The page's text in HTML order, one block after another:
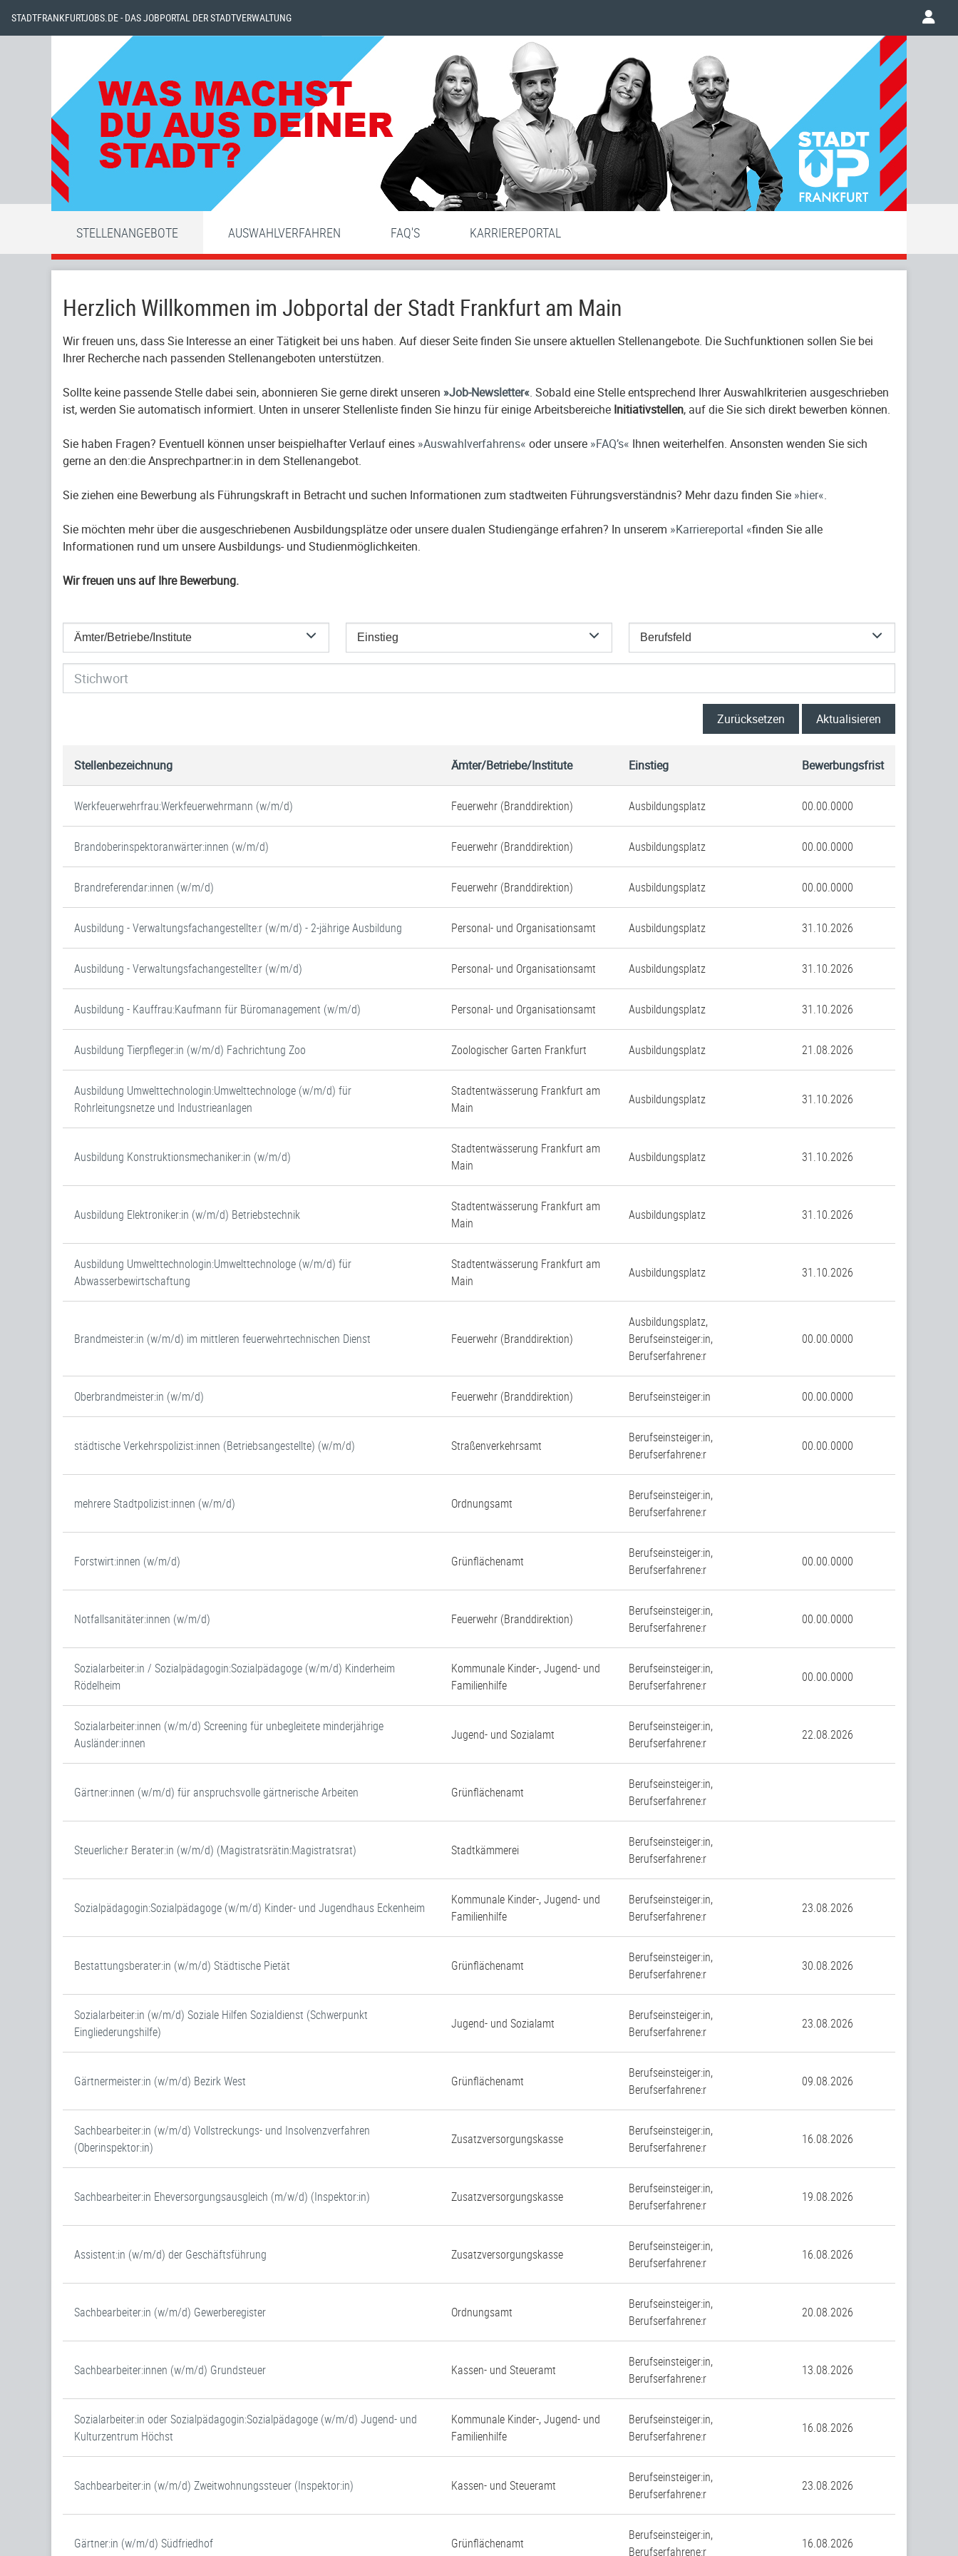
STADTFRANKFURTJOBS.DE - DAS JOBPORTAL DER STADTVERWALTUNG
STELLENANGEBOTE AUSWAHLVERFAHREN FAQ'S KARRIEREPORTAL
Herzlich Willkommen im Jobportal der Stadt Frankfurt am Main
Wir freuen uns, dass Sie Interesse an einer Tätigkeit bei uns haben. Auf dieser Seite finden Sie unsere aktuellen Stellenangebote. Die Suchfunktionen sollen Sie bei
Ihrer Recherche nach passenden Stellenangeboten unterstützen.
Sollte keine passende Stelle dabei sein, abonnieren Sie gerne direkt unseren Job-Newsletter . Sobald eine Stelle entsprechend Ihrer Auswahlkriterien ausgeschrieben
ist, werden Sie automatisch informiert. Unten in unserer Stellenliste finden Sie hinzu für einige Arbeitsbereiche Initiativstellen, auf die Sie sich direkt bewerben können.
Sie haben Fragen? Eventuell können unser beispielhafter Verlauf eines Auswahlverfahrens oder unsere FAQ’s Ihnen weiterhelfen. Ansonsten wenden Sie sich
gerne an den:die Ansprechpartner:in in dem Stellenangebot.
Sie ziehen eine Bewerbung als Führungskraft in Betracht und suchen Informationen zum stadtweiten Führungsverständnis? Mehr dazu finden Sie hier .
Sie möchten mehr über die ausgeschriebenen Ausbildungsplätze oder unsere dualen Studiengänge erfahren? In unserem Karriereportal finden Sie alle
Informationen rund um unsere Ausbildungs- und Studienmöglichkeiten.
Wir freuen uns auf Ihre Bewerbung.
Ämter/Betriebe/Institute Einstieg Berufsfeld
Zurücksetzen Aktualisieren
Stellenbezeichnung Ämter/Betriebe/Institute Einstieg Bewerbungsfrist
Werkfeuerwehrfrau:Werkfeuerwehrmann (w/m/d) Feuerwehr (Branddirektion) Ausbildungsplatz 00.00.0000
Brandoberinspektoranwärter:innen (w/m/d) Feuerwehr (Branddirektion) Ausbildungsplatz 00.00.0000
Brandreferendar:innen (w/m/d) Feuerwehr (Branddirektion) Ausbildungsplatz 00.00.0000
Ausbildung - Verwaltungsfachangestellte:r (w/m/d) - 2-jährige Ausbildung Personal- und Organisationsamt Ausbildungsplatz 31.10.2026
Ausbildung - Verwaltungsfachangestellte:r (w/m/d) Personal- und Organisationsamt Ausbildungsplatz 31.10.2026
Ausbildung - Kauffrau:Kaufmann für Büromanagement (w/m/d) Personal- und Organisationsamt Ausbildungsplatz 31.10.2026
Ausbildung Tierpfleger:in (w/m/d) Fachrichtung Zoo Zoologischer Garten Frankfurt Ausbildungsplatz 21.08.2026
Ausbildung Umwelttechnologin:Umwelttechnologe (w/m/d) für
Rohrleitungsnetze und Industrieanlagen
Stadtentwässerung Frankfurt am
Main
Ausbildungsplatz 31.10.2026
Ausbildung Konstruktionsmechaniker:in (w/m/d)
Stadtentwässerung Frankfurt am
Main
Ausbildungsplatz 31.10.2026
Ausbildung Elektroniker:in (w/m/d) Betriebstechnik
Stadtentwässerung Frankfurt am
Main
Ausbildungsplatz 31.10.2026
Ausbildung Umwelttechnologin:Umwelttechnologe (w/m/d) für
Abwasserbewirtschaftung
Stadtentwässerung Frankfurt am
Main
Ausbildungsplatz 31.10.2026
Brandmeister:in (w/m/d) im mittleren feuerwehrtechnischen Dienst Feuerwehr (Branddirektion)
Ausbildungsplatz,
Berufseinsteiger:in,
Berufserfahrene:r
00.00.0000
Oberbrandmeister:in (w/m/d) Feuerwehr (Branddirektion) Berufseinsteiger:in 00.00.0000
städtische Verkehrspolizist:innen (Betriebsangestellte) (w/m/d) Straßenverkehrsamt
Berufseinsteiger:in,
Berufserfahrene:r
00.00.0000
mehrere Stadtpolizist:innen (w/m/d) Ordnungsamt
Berufseinsteiger:in,
Berufserfahrene:r
Forstwirt:innen (w/m/d) Grünflächenamt
Berufseinsteiger:in,
Berufserfahrene:r
00.00.0000
Notfallsanitäter:innen (w/m/d) Feuerwehr (Branddirektion)
Berufseinsteiger:in,
Berufserfahrene:r
00.00.0000
Sozialarbeiter:in / Sozialpädagogin:Sozialpädagoge (w/m/d) Kinderheim
Rödelheim
Kommunale Kinder-, Jugend- und
Familienhilfe
Berufseinsteiger:in,
Berufserfahrene:r
00.00.0000
Sozialarbeiter:innen (w/m/d) Screening für unbegleitete minderjährige
Ausländer:innen
Jugend- und Sozialamt
Berufseinsteiger:in,
Berufserfahrene:r
22.08.2026
Gärtner:innen (w/m/d) für anspruchsvolle gärtnerische Arbeiten Grünflächenamt
Berufseinsteiger:in,
Berufserfahrene:r
Steuerliche:r Berater:in (w/m/d) (Magistratsrätin:Magistratsrat) Stadtkämmerei
Berufseinsteiger:in,
Berufserfahrene:r
Sozialpädagogin:Sozialpädagoge (w/m/d) Kinder- und Jugendhaus Eckenheim
Kommunale Kinder-, Jugend- und
Familienhilfe
Berufseinsteiger:in,
Berufserfahrene:r
23.08.2026
Bestattungsberater:in (w/m/d) Städtische Pietät Grünflächenamt
Berufseinsteiger:in,
Berufserfahrene:r
30.08.2026
Sozialarbeiter:in (w/m/d) Soziale Hilfen Sozialdienst (Schwerpunkt
Eingliederungshilfe)
Jugend- und Sozialamt
Berufseinsteiger:in,
Berufserfahrene:r
23.08.2026
Gärtnermeister:in (w/m/d) Bezirk West Grünflächenamt
Berufseinsteiger:in,
Berufserfahrene:r
09.08.2026
Sachbearbeiter:in (w/m/d) Vollstreckungs- und Insolvenzverfahren
(Oberinspektor:in)
Zusatzversorgungskasse
Berufseinsteiger:in,
Berufserfahrene:r
16.08.2026
Sachbearbeiter:in Eheversorgungsausgleich (m/w/d) (Inspektor:in) Zusatzversorgungskasse
Berufseinsteiger:in,
Berufserfahrene:r
19.08.2026
Assistent:in (w/m/d) der Geschäftsführung Zusatzversorgungskasse
Berufseinsteiger:in,
Berufserfahrene:r
16.08.2026
Sachbearbeiter:in (w/m/d) Gewerberegister Ordnungsamt
Berufseinsteiger:in,
Berufserfahrene:r
20.08.2026
Sachbearbeiter:innen (w/m/d) Grundsteuer Kassen- und Steueramt
Berufseinsteiger:in,
Berufserfahrene:r
13.08.2026
Sozialarbeiter:in oder Sozialpädagogin:Sozialpädagoge (w/m/d) Jugend- und
Kulturzentrum Höchst
Kommunale Kinder-, Jugend- und
Familienhilfe
Berufseinsteiger:in,
Berufserfahrene:r
16.08.2026
Sachbearbeiter:in (w/m/d) Zweitwohnungssteuer (Inspektor:in) Kassen- und Steueramt
Berufseinsteiger:in,
Berufserfahrene:r
23.08.2026
Gärtner:in (w/m/d) Südfriedhof Grünflächenamt
Berufseinsteiger:in,
Berufserfahrene:r
16.08.2026